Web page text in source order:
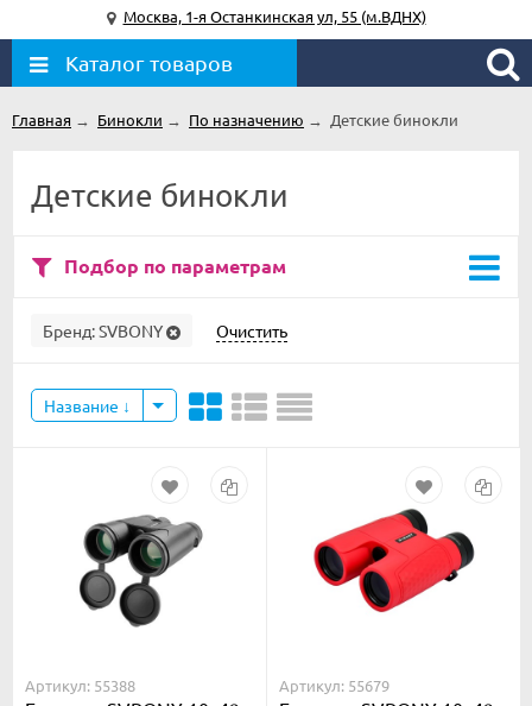
Москва, 1-я Останкинская ул, 55 (м.ВДНХ)
Каталог товаров
Главная → Бинокли → По назначению → Детские бинокли
Детские бинокли
Подбор по параметрам
Бренд:SVBONY Очистить
Название
Артикул: 55388 Артикул: 55679